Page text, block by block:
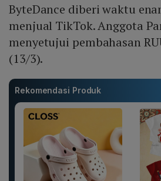
ByteDance diberi waktu
menjual TikTok. Anggota
menyetujui pembahasan
(13/3).
Rekomendasi Produk